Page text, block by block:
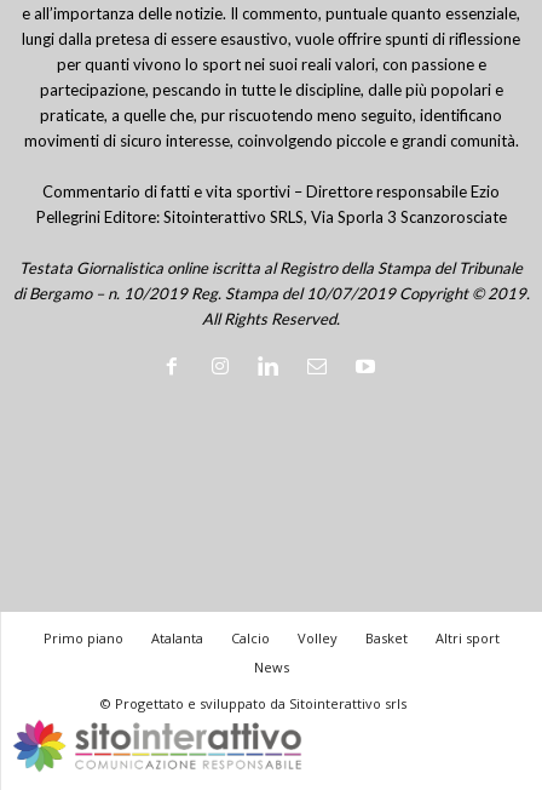
e all’importanza delle notizie. Il commento, puntuale quanto essenziale,
lungi dalla pretesa di essere esaustivo, vuole offrire spunti di riflessione
per quanti vivono lo sport nei suoi reali valori, con passione e
partecipazione, pescando in tutte le discipline, dalle più popolari e
praticate, a quelle che, pur riscuotendo meno seguito, identificano
movimenti di sicuro interesse, coinvolgendo piccole e grandi comunità.
Commentario di fatti e vita sportivi – Direttore responsabile Ezio
Pellegrini Editore: Sitointerattivo SRLS, Via Sporla 3 Scanzorosciate
Testata Giornalistica online iscritta al Registro della Stampa del Tribunale
di Bergamo – n. 10/2019 Reg. Stampa del 10/07/2019 Copyright © 2019.
All Rights Reserved.
Primo piano Atalanta Calcio Volley Basket
Altri sport
News
© Progettato e sviluppato da Sitointerattivo srls